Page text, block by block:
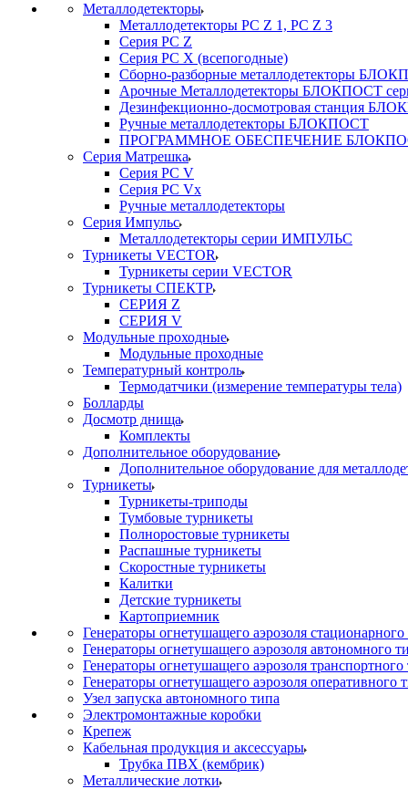
Металлодетекторы
Металлодетекторы РС Z 1, PC Z 3
Серия РС Z
Серия РС X (всепогодные)
Сборно-разборные металлодетекторы
Арочные Металлодетекторы БЛОКПОСТ
Дезинфекционно-досмотровая станция
Ручные металлодетекторы БЛОКПОСТ
ПРОГРАММНОЕ ОБЕСПЕЧЕНИЕ
Серия Матрешка
Серия PC V
Серия PC Vx
Ручные металлодетекторы
Серия Импульс
Металлодетекторы серии ИМПУЛЬС
Турникеты VECTOR
Турникеты серии VECTOR
Турникеты СПЕКТР
СЕРИЯ Z
СЕРИЯ V
Модульные проходные
Модульные проходные
Температурный контроль
Термодатчики (измерение температуры тела)
Болларды
Досмотр днища
Комплекты
Дополнительное оборудование
Дополнительное оборудование для
Турникеты
Турникеты-триподы
Тумбовые турникеты
Полноростовые турникеты
Распашные турникеты
Скоростные турникеты
Калитки
Детские турникеты
Картоприемник
Генераторы огнетушащего аэрозоля стационарного
Генераторы огнетушащего аэрозоля автономного
Генераторы огнетушащего аэрозоля транспортного
Генераторы огнетушащего аэрозоля оперативного
Узел запуска автономного типа
Электромонтажные коробки
Крепеж
Кабельная продукция и аксессуары
Трубка ПВХ (кембрик)
Металлические лотки